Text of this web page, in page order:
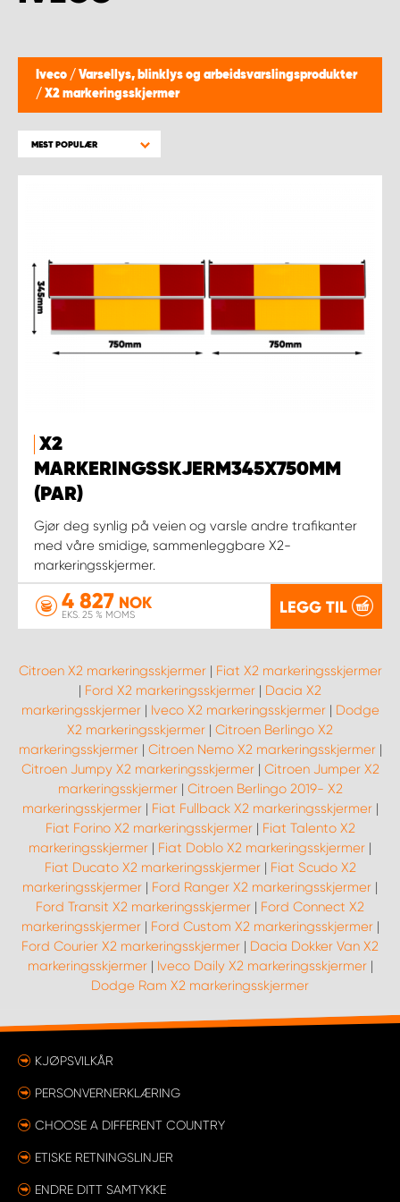
Iveco / Varsellys, blinklys og arbeidsvarslingsprodukter
/ X2 markeringsskjermer
MEST POPULÆR
X2
MARKERINGSSKJERM345X750MM
(PAR)
Gjør deg synlig på veien og varsle andre trafikanter
med våre smidige, sammenleggbare X2-
markeringsskjermer.
4 827 NOK
EKS. 25 % MOMS LEGG TIL
Citroen X2 markeringsskjermer| Fiat X2 markeringsskjermer
| Ford X2 markeringsskjermer | Dacia X2
markeringsskjermer| Iveco X2 markeringsskjermer| Dodge
X2 markeringsskjermer | Citroen Berlingo X2
markeringsskjermer| Citroen Nemo X2 markeringsskjermer|
Citroen Jumpy X2 markeringsskjermer| Citroen Jumper X2
markeringsskjermer| Citroen Berlingo 2019- X2
markeringsskjermer| Fiat Fullback X2 markeringsskjermer|
Fiat Forino X2 markeringsskjermer| Fiat Talento X2
markeringsskjermer | Fiat Doblo X2 markeringsskjermer |
Fiat Ducato X2 markeringsskjermer| Fiat Scudo X2
markeringsskjermer | Ford Ranger X2 markeringsskjermer |
Ford Transit X2 markeringsskjermer | Ford Connect X2
markeringsskjermer| Ford Custom X2 markeringsskjermer|
Ford Courier X2 markeringsskjermer | Dacia Dokker Van X2
markeringsskjermer| Iveco Daily X2 markeringsskjermer|
Dodge Ram X2 markeringsskjermer
KJØPSVILKÅR
PERSONVERNERKLÆRING
CHOOSE A DIFFERENT COUNTRY
ETISKE RETNINGSLINJER
ENDRE DITT SAMTYKKE
WORK SYSTEM BERGEN
WORK SYSTEM HAMAR
WORK SYSTEM KEY ACCOUNT
WORK SYSTEM STAVANGER
WORK SYSTEM TRONDHEIM